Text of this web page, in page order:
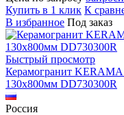
Купить в 1 клик К
В избранное Под заказ
Быстрый просмотр
Керамогранит
130х800мм DD730300R
Россия